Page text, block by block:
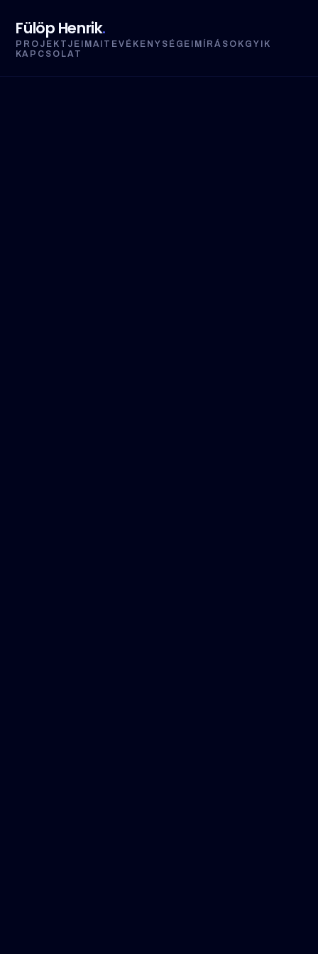
Fülöp Henrik.
PROJEKTJEIM AI TEVÉKENYSÉGEIM ÍRÁSOK GYIK
KAPCSOLAT